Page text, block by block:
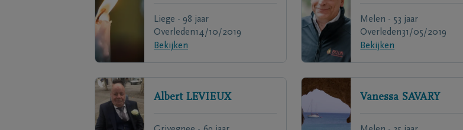
Liege - 98 jaar
Overleden14/10/2019
Bekijken
Melen - 53 jaar
Overleden31/05/2019
Bekijken
Albert LEVIEUX Vanessa SAVARY